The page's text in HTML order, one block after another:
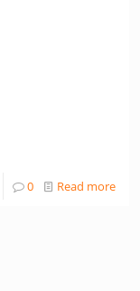
0 Read more